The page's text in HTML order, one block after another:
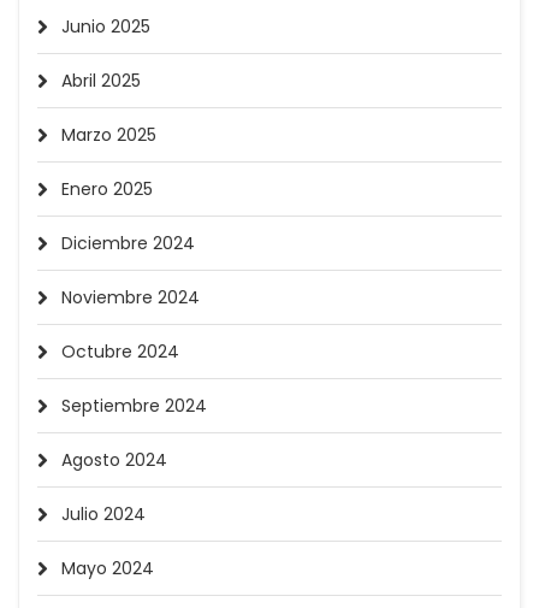
Junio 2025
Abril 2025
Marzo 2025
Enero 2025
Diciembre 2024
Noviembre 2024
Octubre 2024
Septiembre 2024
Agosto 2024
Julio 2024
Mayo 2024